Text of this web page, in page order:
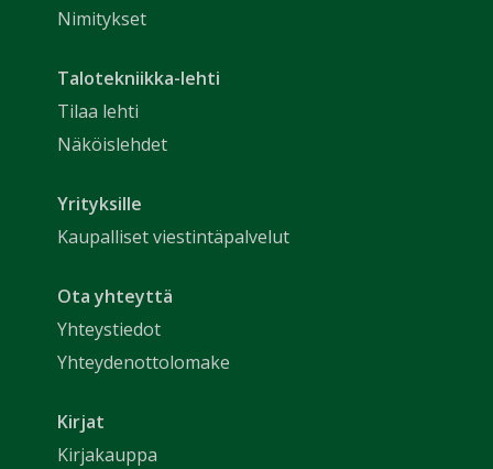
Nimitykset
Talotekniikka-lehti
Tilaa lehti
Näköislehdet
Yrityksille
Kaupalliset viestintäpalvelut
Ota yhteyttä
Yhteystiedot
Yhteydenottolomake
Kirjat
Kirjakauppa